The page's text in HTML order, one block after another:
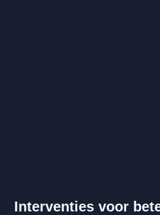
Interventies voor